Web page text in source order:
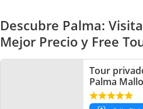
Descubre Palma:
Mejor Precio y Free
Tour
Palma